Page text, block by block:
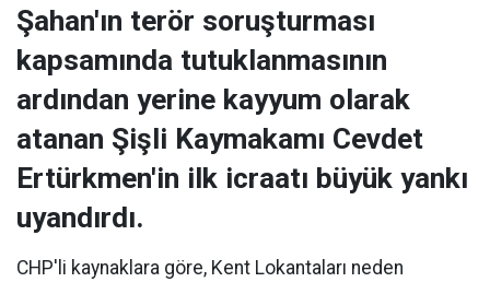
Şahan'ın terör soruşturması
kapsamında tutuklanmasının
ardından yerine kayyum olarak
atanan Şişli Kaymakamı Cevdet
Ertürkmen'in ilk icraatı büyük yankı
uyandırdı.
CHP'li kaynaklara göre, Kent Lokantaları neden